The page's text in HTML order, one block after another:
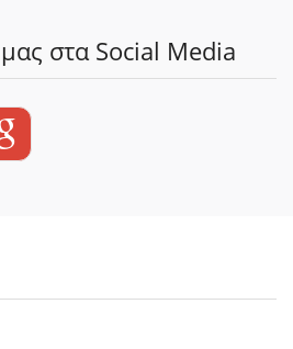
στα Social Media